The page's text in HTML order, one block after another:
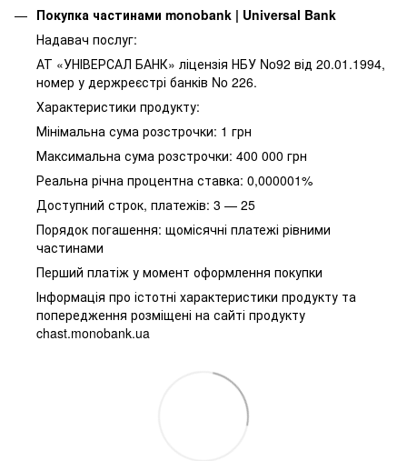
Покупка частинами monobank | Universal Bank
Надавач послуг:
АТ «УНІВЕРСАЛ БАНК» ліцензія НБУ No92 від 20.01.1994,
номер у держреєстрі банків No 226.
Характеристики продукту:
Мінімальна сума розстрочки: 1 грн
Максимальна сума розстрочки: 400 000 грн
Реальна річна процентна ставка: 0,000001%
Доступний строк, платежів: 3 — 25
Порядок погашення: щомісячні платежі рівними
частинами
Перший платіж у момент оформлення покупки
Інформація про істотні характеристики продукту та
попередження розміщені на сайті продукту
chast.monobank.ua